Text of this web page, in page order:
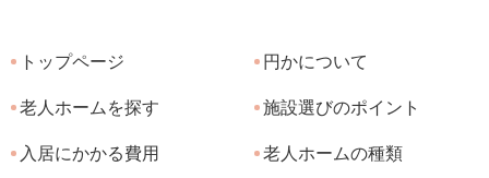
トップページ 円かについて
老人ホームを探す 施設選びのポイント
入居にかかる費用 老人ホームの種類